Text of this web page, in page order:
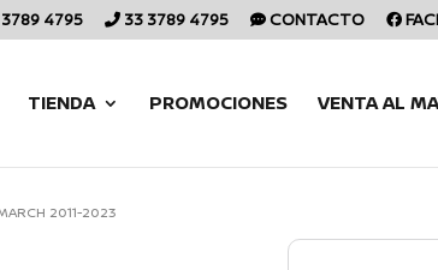
4795 33 3789 4795 CONTACTO
TIENDA PROMOCIONES VENTA AL
2011-2023